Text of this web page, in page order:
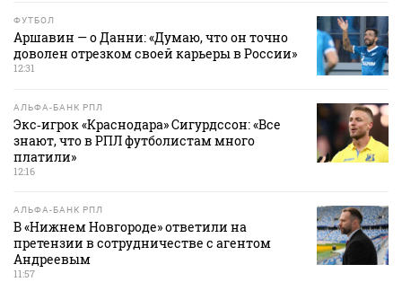
ФУТБОЛ
Аршавин — о Данни: «Думаю, что он точно
доволен отрезком своей карьеры в России»
12:31
АЛЬФА-БАНК РПЛ
Экс‑игрок «Краснодара» Сигурдссон: «Все
знают, что в РПЛ футболистам много
платили»
12:16
АЛЬФА-БАНК РПЛ
В «Нижнем Новгороде» ответили на
претензии в сотрудничестве с агентом
Андреевым
11:57